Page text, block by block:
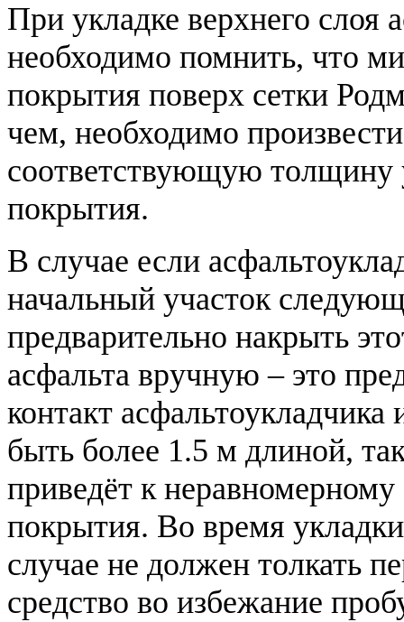
При укладке верхнего слоя
необходимо помнить, что
покрытия поверх сетки
чем, необходимо
соответствующую толщину
покрытия.
В случае если
начальный участок
предварительно накрыть
асфальта вручную – это
контакт
быть более 1.5 м длиной,
приведёт к
покрытия. Во время
случае не должен толкать
средство во избежание